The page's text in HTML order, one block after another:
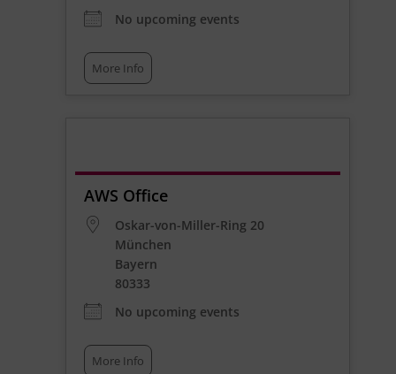
No upcoming events
More Info
AWS Office
Oskar-von-Miller-Ring 20
München
Bayern
80333
No upcoming events
More Info